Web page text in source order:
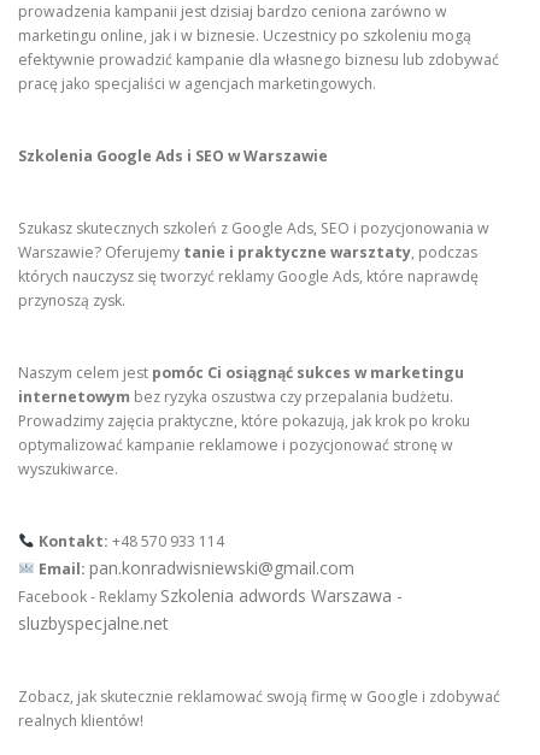
prowadzenia kampanii jest dzisiaj bardzo ceniona zarówno w
marketingu online, jak i w biznesie. Uczestnicy po szkoleniu mogą
efektywnie prowadzić kampanie dla własnego biznesu lub zdobywać
pracę jako specjaliści w agencjach marketingowych.
Szkolenia Google Ads i SEO w Warszawie
Szukasz skutecznych szkoleń z Google Ads, SEO i pozycjonowania w
Warszawie? Oferujemy tanie i praktyczne warsztaty, podczas
których nauczysz się tworzyć reklamy Google Ads, które naprawdę
przynoszą zysk.
Naszym celem jest pomóc Ci osiągnąć sukces w marketingu
internetowym bez ryzyka oszustwa czy przepalania budżetu.
Prowadzimy zajęcia praktyczne, które pokazują, jak krok po kroku
optymalizować kampanie reklamowe i pozycjonować stronę w
wyszukiwarce.
Kontakt: +48 570 933 114
Email: pan.konradwisniewski@gmail.com
Facebook - Reklamy Szkolenia adwords Warszawa -
sluzbyspecjalne.net
Zobacz, jak skutecznie reklamować swoją firmę w Google i zdobywać
realnych klientów!